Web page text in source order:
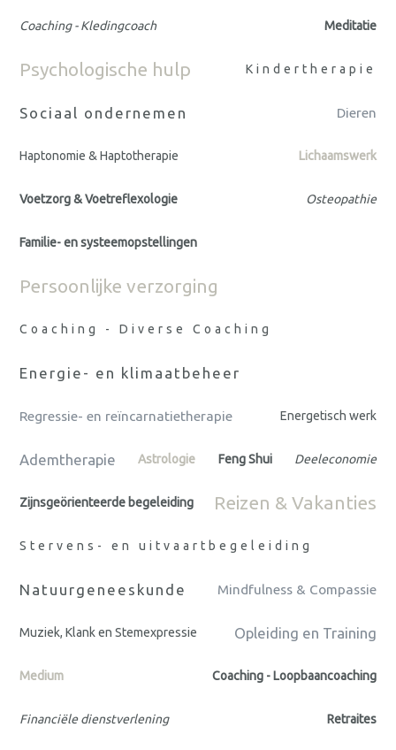
Coaching - Kledingcoach Meditatie
Psychologische hulp Kindertherapie
Sociaal ondernemen Dieren
Haptonomie & Haptotherapie Lichaamswerk
Voetzorg & Voetreflexologie Osteopathie
Familie- en systeemopstellingen
Persoonlijke verzorging
Coaching - Diverse Coaching
Energie- en klimaatbeheer
Regressie- en reïncarnatietherapie Energetisch werk
Ademtherapie Astrologie Feng Shui Deeleconomie
Zijnsgeörienteerde begeleiding Reizen & Vakanties
Stervens- en uitvaartbegeleiding
Natuurgeneeskunde Mindfulness & Compassie
Muziek, Klank en Stemexpressie Opleiding en Training
Medium Coaching - Loopbaancoaching
Financiële dienstverlening Retraites